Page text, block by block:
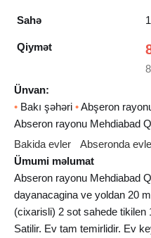
Sahə
Qiymət
Ünvan:
• Bakı şəhəri •Abşeron
Abseron rayonu Mehdiabad
Bakida evler
Abseronda
Ümumi məlumat
Abseron rayonu Mehdiabad
dayanacagina ve yoldan 20
(cixarisli) 2 sot sahede
Satilir. Ev tam temirlidir. Ev